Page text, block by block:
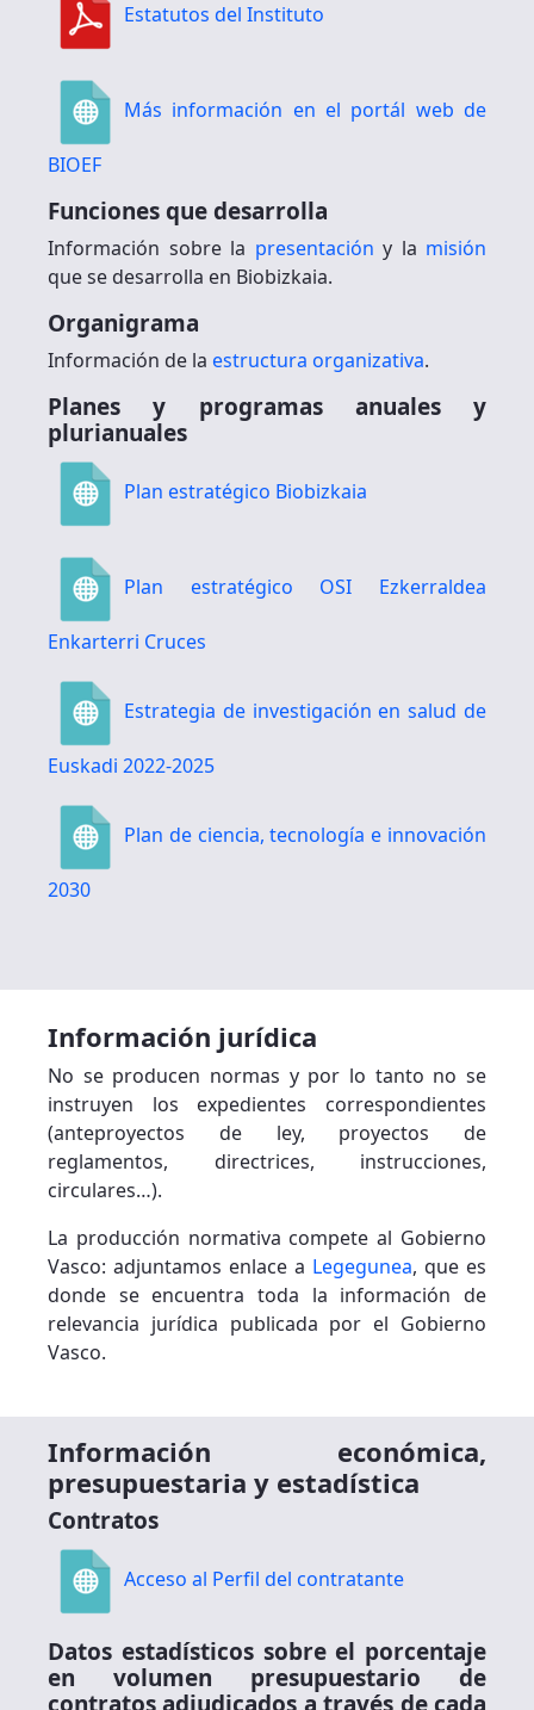
Estatutos del Instituto
Más información en el portál web de
BIOEF
Funciones que desarrolla
Información sobre la presentación y la misión
que se desarrolla en Biobizkaia.
Organigrama
Información de la estructura organizativa.
Planes y programas anuales y
plurianuales
Plan estratégico Biobizkaia
Plan estratégico OSI Ezkerraldea
Enkarterri Cruces
Estrategia de investigación en salud de
Euskadi 2022-2025
Plan de ciencia, tecnología e innovación
2030
Información jurídica
No se producen normas y por lo tanto no se
instruyen los expedientes correspondientes
(anteproyectos de ley, proyectos de
reglamentos, directrices, instrucciones,
circulares…).
La producción normativa compete al Gobierno
Vasco: adjuntamos enlace a Legegunea, que es
donde se encuentra toda la información de
relevancia jurídica publicada por el Gobierno
Vasco.
Información económica,
presupuestaria y estadística
Contratos
Acceso al Perfil del contratante
Datos estadísticos sobre el porcentaje
en volumen presupuestario de